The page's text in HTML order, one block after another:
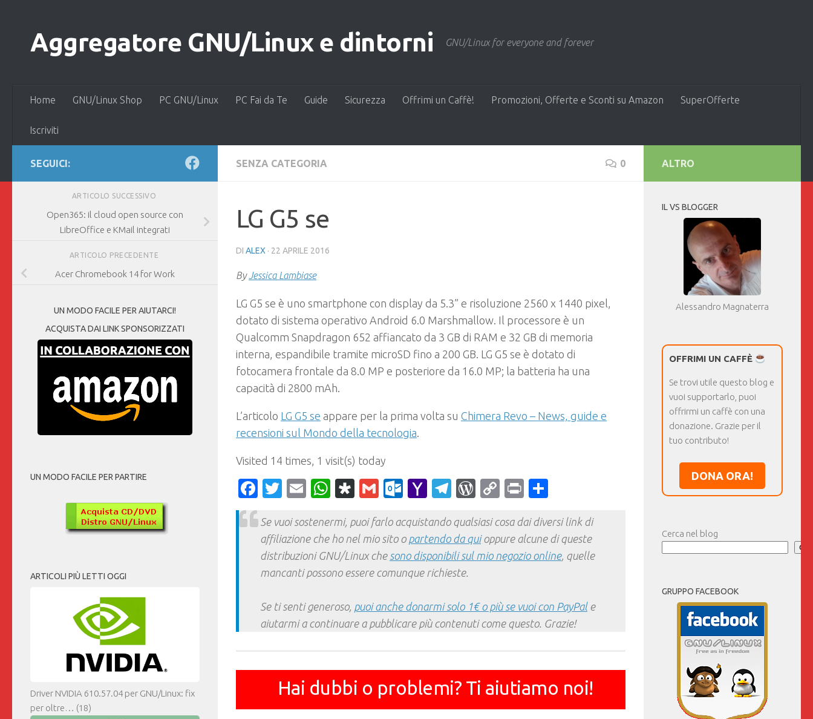
Aggregatore GNU/Linux e dintorni GNU/Linux for everyone and forever
Home GNU/Linux Shop PC GNU/Linux PC Fai da Te Guide Sicurezza Offrimi un Caffè! Promozioni, Offerte e Sconti su Amazon SuperOfferte
Iscriviti
SENZA CATEGORIA 0
LG G5 se
DI ALEX · 22 APRILE 2016
ByJessica Lambiase
LG G5 se è uno smartphone con display da 5.3” e risoluzione 2560 x 1440 pixel,
dotato di sistema operativo Android 6.0 Marshmallow. Il processore è un
Qualcomm Snapdragon 652 affiancato da 3 GB di RAM e 32 GB di memoria
interna, espandibile tramite microSD fino a 200 GB. LG G5 se è dotato di
fotocamera frontale da 8.0 MP e posteriore da 16.0 MP; la batteria ha una
capacità di 2800 mAh.
L’articolo LG G5 se appare per la prima volta su Chimera Revo – News, guide e
recensioni sul Mondo della tecnologia.
Visited 14 times, 1 visit(s) today
Facebook
Twitter
EmailWhatsApp
Diaspora
GmailOutlook.com
YahooTelegram
WordPress
CopyPrint
Se vuoi sostenermi, puoi farlo acquistando qualsiasi cosa dai diversi link di
affiliazione che ho nel mio sito o partendo da quioppure alcune di queste
distribuzioni GNU/Linux che sono disponibili sul mio negozio online, quelle
mancanti possono essere comunque richieste.
Se ti senti generoso, puoi anche donarmi solo 1€ o più se vuoi con PayPale
aiutarmi a continuare a pubblicare più contenuti come questo. Grazie!
Hai dubbi o problemi? Ti aiutiamo noi!
SEGUICI:
ARTICOLO SUCCESSIVO
Open365: il cloud open source con
LibreOffice e KMail integrati
ARTICOLO PRECEDENTE
Acer Chromebook 14 for Work
UN MODO FACILE PER AIUTARCI!
ACQUISTA DAI LINK SPONSORIZZATI
UN MODO FACILE PER PARTIRE
ARTICOLI PIÙ LETTI OGGI
Driver NVIDIA 610.57.04 per GNU/Linux: fix
per oltre… (18)
ALTRO
IL VS BLOGGER
Alessandro Magnaterra
OFFRIMI UN CAFFÈ
Se trovi utile questo blog e
vuoi supportarlo, puoi
offrirmi un caffè con una
donazione. Grazie per il
tuo contributo!
DONA ORA!
Cerca nel blog
GRUPPO FACEBOOK